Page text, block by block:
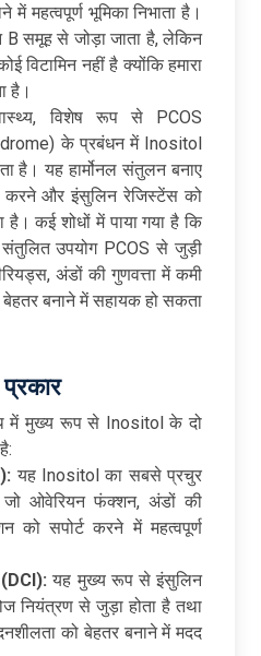
में महत्वपूर्ण भूमिका निभाता है।
B समूह से जोड़ा जाता है, लेकिन
नहीं है क्योंकि हमारा
है।
विशेष रूप से PCOS
के प्रबंधन में Inositol
है। यह हार्मोनल संतुलन बनाए
करने और इंसुलिन रेजिस्टेंस को
कई शोधों में पाया गया है कि
उपयोग PCOS से जुड़ी
अंडों की गुणवत्ता में कमी
बेहतर बनाने में सहायक हो सकता
में मुख्य रूप से Inositol के दो
यह Inositol का सबसे प्रचुर
ओवेरियन फंक्शन, अंडों की
को सपोर्ट करने में महत्वपूर्ण
यह मुख्य रूप से इंसुलिन
नियंत्रण से जुड़ा होता है तथा
को बेहतर बनाने में मदद